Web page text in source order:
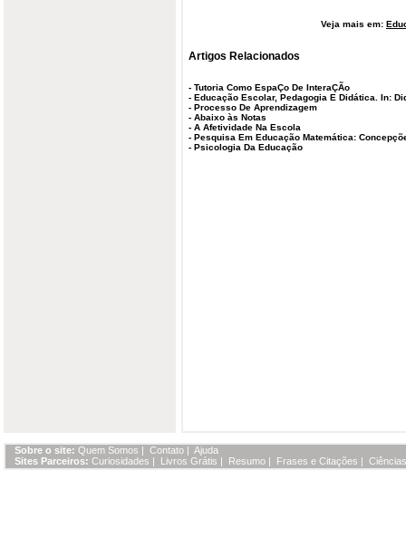
Veja mais em:
Artigos Relacionados
- Tutoria Como EspaÇo De InteraÇÃo
- Educação Escolar, Pedagogia E Didática. In:
- Processo De Aprendizagem
- Abaixo às Notas
- A Afetividade Na Escola
- Pesquisa Em Educação Matemática:
- Psicologia Da Educação
Sobre o site: Quem Somos | Contato | Ajuda
Sites Parceiros: Curiosidades | Livros Grátis | Resumo | Frases e Citações |